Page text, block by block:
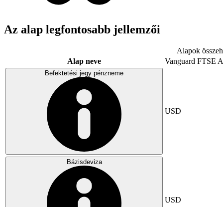
Az alap legfontosabb jellemzői
Alapok
Alap neve
Vanguard FTSE
Befektetési jegy pénzneme
USD
Bázisdeviza
USD